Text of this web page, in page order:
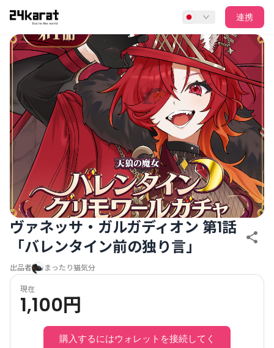
ヴァネッサ・ガルガディオン 第1話「バレンタイン前の独り言
連携
ヴァネッサ・ガルガディオン 第1話
「バレンタイン前の独り言」
出品者 まったり猫気分
現在
1,100円
購入するにはウォレットを接続してく